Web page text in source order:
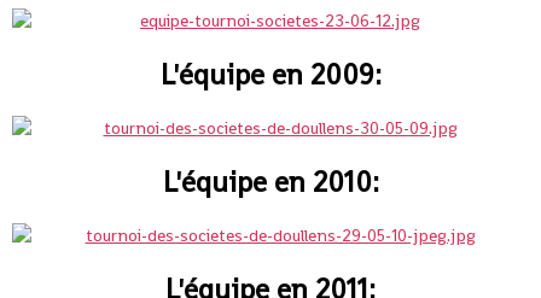
L'équipe en 2009:
L'équipe en 2010:
L'équipe en 2011: